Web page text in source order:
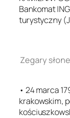
Bankomat
turystyczny
Zegary
• 24 marca
krakowskim,